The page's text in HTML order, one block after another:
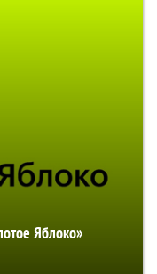
Яблоко»